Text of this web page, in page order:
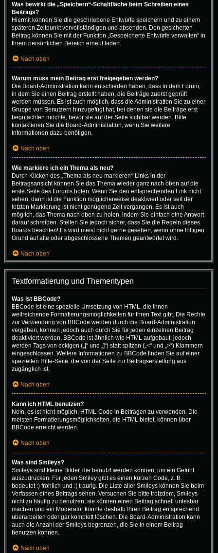
Was bewirkt die „Speichern“-Schaltfläche beim Schreiben eines
Beitrags?
Hiermit können Sie die geschriebene Entwürfe speichern und zu einem
späteren Zeitpunkt vervollständigen und absenden. Den gesicherten
Beitrag können Sie mit der Funktion „Gespeicherte Entwürfe verwalten“ in
Ihrem persönlichen Bereich erneut laden.
Nach oben
Warum muss mein Beitrag erst freigegeben werden?
Die Board-Administration kann entschieden haben, dass in dem Forum,
in dem Sie einen Beitrag erstellt haben, die Beiträge zuerst geprüft
werden müssen. Es ist auch möglich, dass die Administration Sie zu einer
Gruppe von Benutzern hinzugefügt hat, bei denen sie die Beiträge erst
begutachten möchte, bevor sie auf der Seite sichtbar werden. Bitte
kontaktieren Sie die Board-Administration, wenn Sie weitere
Informationen dazu benötigen.
Nach oben
Wie markiere ich ein Thema als neu?
Durch Klicken des „Thema als neu markieren“-Links in der
Beitragsansicht können Sie das Thema wieder ganz nach oben auf die
erste Seite des Forums holen. Wenn Sie den entsprechenden Link nicht
sehen, dann ist die Funktion möglicherweise deaktiviert oder seit der
letzten Markierung ist nicht genügend Zeit vergangen. Es ist auch
möglich, das Thema nach oben zu holen, indem Sie einfach eine Antwort
darauf schreiben. Stellen Sie jedoch sicher, dass Sie die Regeln dieses
Boards beachten! Es wird meist nicht gerne gesehen, wenn ohne triftigen
Grund auf alte oder abgeschlossene Themen geantwortet wird.
Nach oben
Textformatierung und Thementypen
Was ist BBCode?
BBCode ist eine spezielle Umsetzung von HTML, die Ihnen
weitreichende Formatierungsmöglichkeiten für Ihren Text gibt. Die Rechte
zur Verwendung von BBCode werden durch die Board-Administration
vergeben, können jedoch auch durch Sie für jeden einzelnen Beitrag
deaktiviert werden. BBCode ist ähnlich wie HTML aufgebaut, jedoch
werden Tags von eckigen („[“ und „]“) statt spitzen („<“ und „>“) Klammern
eingeschlossen. Weitere Informationen zu BBCode finden Sie auf einer
speziellen Hilfe-Seite, die von der Seite zur Beitragserstellung aus
zugänglich ist.
Nach oben
Kann ich HTML benutzen?
Nein, es ist nicht möglich, HTML-Code in Beiträgen zu verwenden. Die
meisten Formatierungsmöglichkeiten, die HTML bietet, können über
BBCode erreicht werden.
Nach oben
Was sind Smileys?
Smileys sind kleine Bilder, die benutzt werden können, um ein Gefühl
auszudrücken. Für jeden Smiley gibt es einen kurzen Code, z. B.
bedeutet :) fröhlich und :( traurig. Die Liste aller Smileys können Sie beim
Verfassen eines Beitrags sehen. Versuchen Sie bitte trotzdem, Smileys
nicht zu häufig zu benutzen, sie können einen Beitrag schnell unlesbar
machen und ein Moderator könnte deshalb Ihren Beitrag entsprechend
überarbeiten oder gar komplett löschen. Die Board-Administration kann
auch die Anzahl der Smileys begrenzen, die Sie in einem Beitrag
benutzen können.
Nach oben